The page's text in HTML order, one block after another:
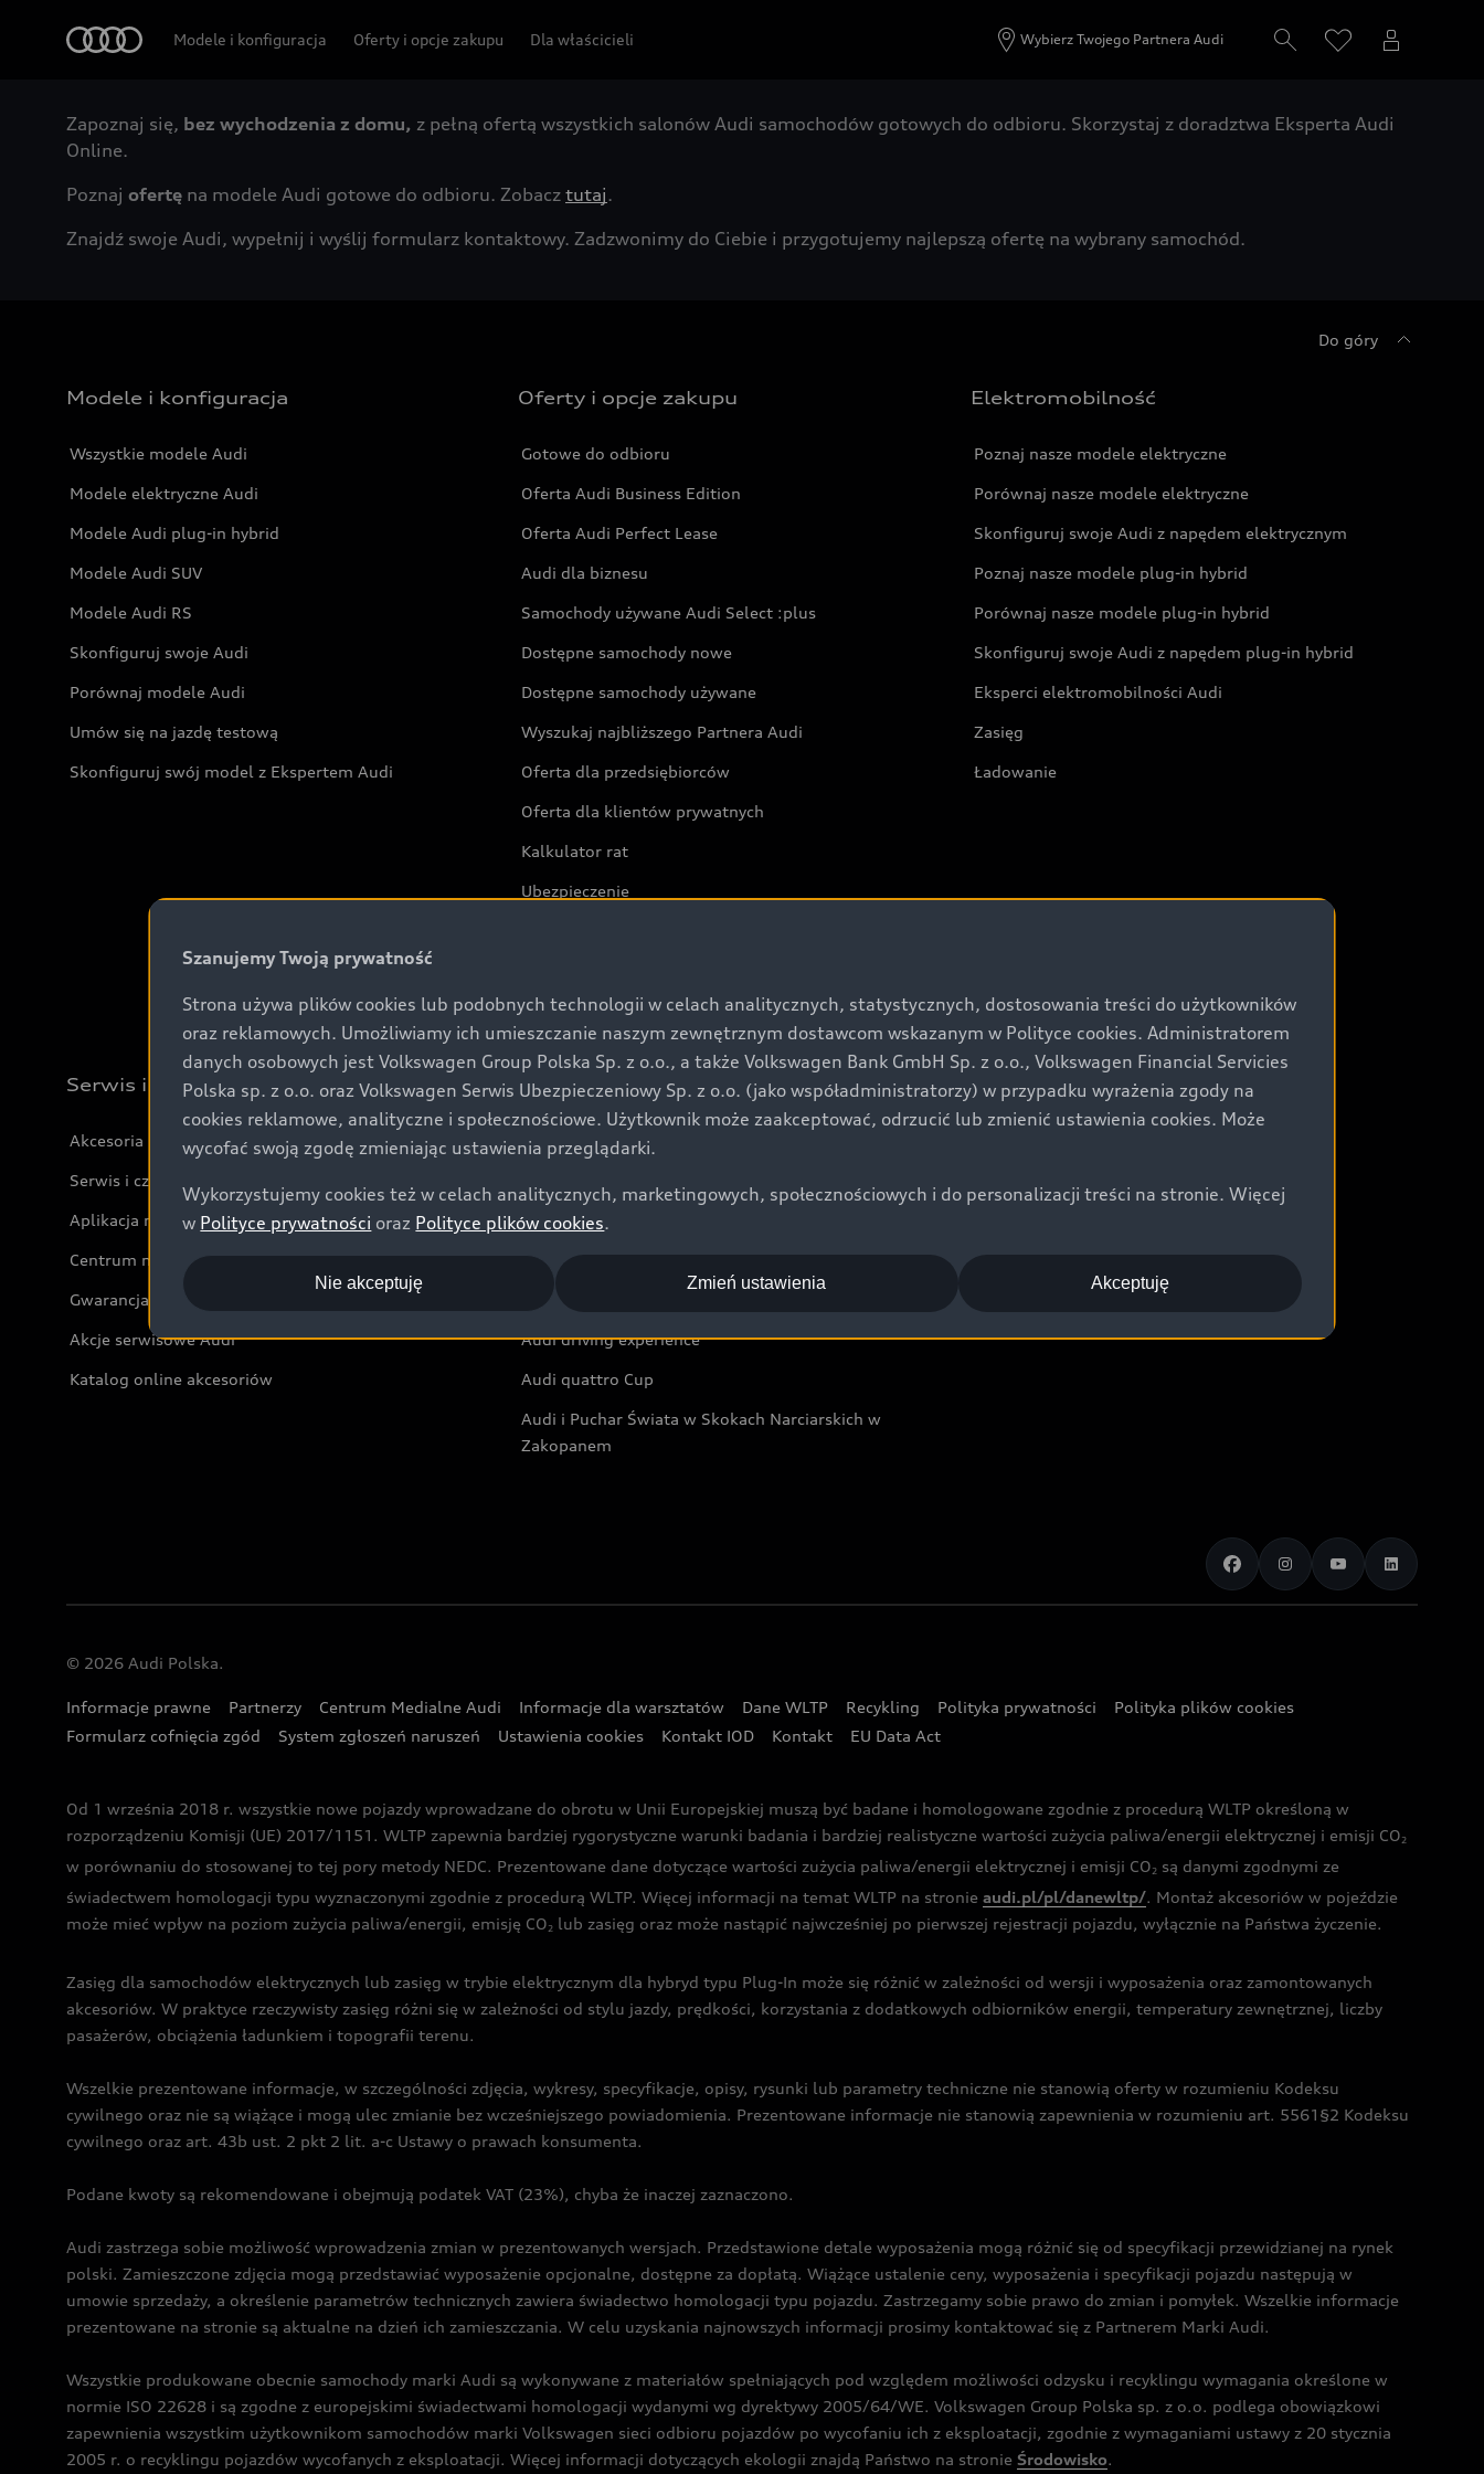
Modele i konfiguracja Oferty i opcje zakupu Dla właścicieli Wybierz Twojego Partnera Audi
Zapoznaj się, bez wychodzenia z domu, z pełną ofertą wszystkich salonów Audi samochodów gotowych do odbioru. Skorzystaj z doradztwa Eksperta Audi
Online.
Poznaj ofertę na modele Audi gotowe do odbioru. Zobacz tutaj.
Znajdź swoje Audi, wypełnij i wyślij formularz kontaktowy. Zadzwonimy do Ciebie i przygotujemy najlepszą ofertę na wybrany samochód.
Do góry
Modele i konfiguracja
Wszystkie modele Audi
Modele elektryczne Audi
Modele Audi plug-in hybrid
Modele Audi SUV
Modele Audi RS
Skonfiguruj swoje Audi
Porównaj modele Audi
Umów się na jazdę testową
Skonfiguruj swój model z Ekspertem Audi
Oferty i opcje zakupu
Gotowe do odbioru
Oferta Audi Business Edition
Oferta Audi Perfect Lease
Audi dla biznesu
Samochody używane Audi Select :plus
Dostępne samochody nowe
Dostępne samochody używane
Wyszukaj najbliższego Partnera Audi
Oferta dla przedsiębiorców
Oferta dla klientów prywatnych
Kalkulator rat
Ubezpieczenie
Audi exclusive
Elektromobilność
Poznaj nasze modele elektryczne
Porównaj nasze modele elektryczne
Skonfiguruj swoje Audi z napędem elektrycznym
Poznaj nasze modele plug-in hybrid
Porównaj nasze modele plug-in hybrid
Skonfiguruj swoje Audi z napędem plug-in hybrid
Eksperci elektromobilności Audi
Zasięg
Ładowanie
Serwis i akcesoria
Akcesoria
Serwis i części
Aplikacja myAudi i usługi cyfrowe
Centrum napraw powypadkowych
Gwarancja
Akcje serwisowe Audi
Katalog online akcesoriów
Świat Audi
Aktualności i historie postępu
Audi Nuvolari
Audi Sport Festiwal
Audi i Muzeum Sztuki Nowoczesnej w Warszawie
Audi driving experience
Audi quattro Cup
Audi i Puchar Świata w Skokach Narciarskich w
Zakopanem
© 2026 Audi Polska.
Informacje prawne Partnerzy Centrum Medialne Audi Informacje dla warsztatów Dane WLTP Recykling Polityka prywatności
Polityka plików cookies
Formularz cofnięcia zgód
System zgłoszeń naruszeń Ustawienia cookies Kontakt IOD Kontakt EU Data Act
Od 1 września 2018 r. wszystkie nowe pojazdy wprowadzane do obrotu w Unii Europejskiej muszą być badane i homologowane zgodnie z procedurą WLTP określoną w
rozporządzeniu Komisji (UE) 2017/1151. WLTP zapewnia bardziej rygorystyczne warunki badania i bardziej realistyczne wartości zużycia paliwa/energii elektrycznej i emisji CO2
w porównaniu do stosowanej to tej pory metody NEDC. Prezentowane dane dotyczące wartości zużycia paliwa/energii elektrycznej i emisji CO2 są danymi zgodnymi ze
świadectwem homologacji typu wyznaczonymi zgodnie z procedurą WLTP. Więcej informacji na temat WLTP na stronie audi.pl/pl/danewltp/. Montaż akcesoriów w pojeździe
może mieć wpływ na poziom zużycia paliwa/energii, emisję CO2 lub zasięg oraz może nastąpić najwcześniej po pierwszej rejestracji pojazdu, wyłącznie na Państwa życzenie.
Zasięg dla samochodów elektrycznych lub zasięg w trybie elektrycznym dla hybryd typu Plug-In może się różnić w zależności od wersji i wyposażenia oraz zamontowanych
akcesoriów. W praktyce rzeczywisty zasięg różni się w zależności od stylu jazdy, prędkości, korzystania z dodatkowych odbiorników energii, temperatury zewnętrznej, liczby
pasażerów, obciążenia ładunkiem i topografii terenu.
Wszelkie prezentowane informacje, w szczególności zdjęcia, wykresy, specyfikacje, opisy, rysunki lub parametry techniczne nie stanowią oferty w rozumieniu Kodeksu
cywilnego oraz nie są wiążące i mogą ulec zmianie bez wcześniejszego powiadomienia. Prezentowane informacje nie stanowią zapewnienia w rozumieniu art. 5561§2 Kodeksu
cywilnego oraz art. 43b ust. 2 pkt 2 lit. a-c Ustawy o prawach konsumenta.
Podane kwoty są rekomendowane i obejmują podatek VAT (23%), chyba że inaczej zaznaczono.
Audi zastrzega sobie możliwość wprowadzenia zmian w prezentowanych wersjach. Przedstawione detale wyposażenia mogą różnić się od specyfikacji przewidzianej na rynek
polski. Zamieszczone zdjęcia mogą przedstawiać wyposażenie opcjonalne, dostępne za dopłatą. Wiążące ustalenie ceny, wyposażenia i specyfikacji pojazdu następują w
umowie sprzedaży, a określenie parametrów technicznych zawiera świadectwo homologacji typu pojazdu. Zastrzegamy sobie prawo do zmian i pomyłek. Wszelkie informacje
prezentowane na stronie są aktualne na dzień ich zamieszczania. W celu uzyskania najnowszych informacji prosimy kontaktować się z Partnerem Marki Audi.
Wszystkie produkowane obecnie samochody marki Audi są wykonywane z materiałów spełniających pod względem możliwości odzysku i recyklingu wymagania określone w
normie ISO 22628 i są zgodne z europejskimi świadectwami homologacji wydanymi wg dyrektywy 2005/64/WE. Volkswagen Group Polska sp. z o.o. podlega obowiązkowi
zapewnienia wszystkim użytkownikom samochodów marki Volkswagen sieci odbioru pojazdów po wycofaniu ich z eksploatacji, zgodnie z wymaganiami ustawy z 20 stycznia
2005 r. o recyklingu pojazdów wycofanych z eksploatacji. Więcej informacji dotyczących ekologii znajdą Państwo na stronie Środowisko.
Szanujemy Twoją prywatność
Strona używa plików cookies lub podobnych technologii w celach analitycznych, statystycznych, dostosowania treści do użytkowników
oraz reklamowych. Umożliwiamy ich umieszczanie naszym zewnętrznym dostawcom wskazanym w Polityce cookies. Administratorem
danych osobowych jest Volkswagen Group Polska Sp. z o.o., a także Volkswagen Bank GmbH Sp. z o.o., Volkswagen Financial Servicies
Polska sp. z o.o. oraz Volkswagen Serwis Ubezpieczeniowy Sp. z o.o. (jako współadministratorzy) w przypadku wyrażenia zgody na
cookies reklamowe, analityczne i społecznościowe. Użytkownik może zaakceptować, odrzucić lub zmienić ustawienia cookies. Może
wycofać swoją zgodę zmieniając ustawienia przeglądarki.
Wykorzystujemy cookies też w celach analitycznych, marketingowych, społecznościowych i do personalizacji treści na stronie. Więcej
w Polityce prywatności oraz Polityce plików cookies.
Akceptuję
Nie akceptuję Zmień ustawienia